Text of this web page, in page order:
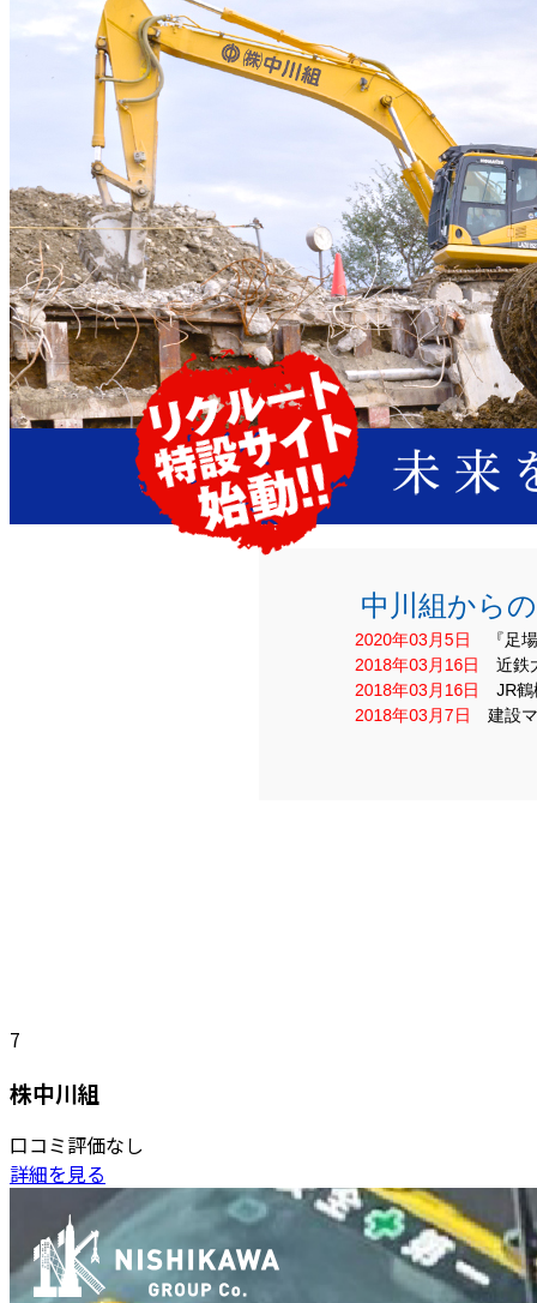
7
株中川組
口コミ評価なし
詳細を見る